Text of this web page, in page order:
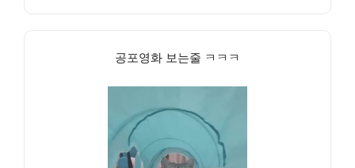
공포영화 보는줄 ㅋㅋㅋ